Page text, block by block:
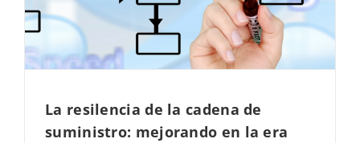
La resilencia de la cadena de
suministro: mejorando en la era